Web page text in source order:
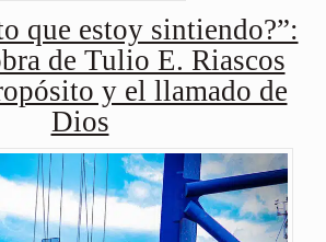
que estoy sintiendo?”:
de Tulio E. Riascos
y el llamado de
Dios